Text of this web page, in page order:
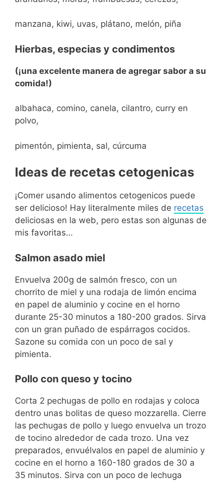
manzana, kiwi, uvas, plátano, melón, piña
Hierbas, especias y condimentos
(¡una excelente manera de agregar sabor a su
comida!)
albahaca, comino, canela, cilantro, curry en
polvo,
pimentón, pimienta, sal, cúrcuma
Ideas de recetas cetogenicas
¡Comer usando alimentos cetogenicos puede
ser delicioso! Hay literalmente miles de recetas
deliciosas en la web, pero estas son algunas de
mis favoritas…
Salmon asado miel
Envuelva 200g de salmón fresco, con un
chorrito de miel y una rodaja de limón encima
en papel de aluminio y cocine en el horno
durante 25-30 minutos a 180-200 grados. Sirva
con un gran puñado de espárragos cocidos.
Sazone su comida con un poco de sal y
pimienta.
Pollo con queso y tocino
Corta 2 pechugas de pollo en rodajas y coloca
dentro unas bolitas de queso mozzarella. Cierre
las pechugas de pollo y luego envuelva un trozo
de tocino alrededor de cada trozo. Una vez
preparados, envuélvalos en papel de aluminio y
cocine en el horno a 160-180 grados de 30 a
35 minutos. Sirva con un poco de lechuga